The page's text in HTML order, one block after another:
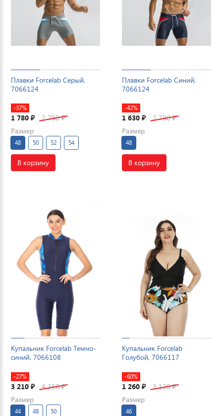
Плавки Forcelab Серый,
7066124
-37%
1 780 ₽ 2 790₽
Размер
48 50 52 54
В корзину
Плавки Forcelab Синий,
7066124
-42%
1 630 ₽ 2 790₽
Размер
48
В корзину
Купальник Forcelab Темно-
синий, 7066108
-27%
3 210 ₽ 4 350₽
Размер
44 48 50
Купальник Forcelab
Голубой, 7066117
-60%
1 260 ₽ 3 120₽
Размер
46